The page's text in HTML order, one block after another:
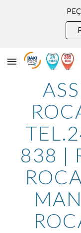
Skip to main content
838 |